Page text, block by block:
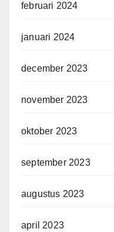
februari 2024
januari 2024
december 2023
november 2023
oktober 2023
september 2023
augustus 2023
april 2023